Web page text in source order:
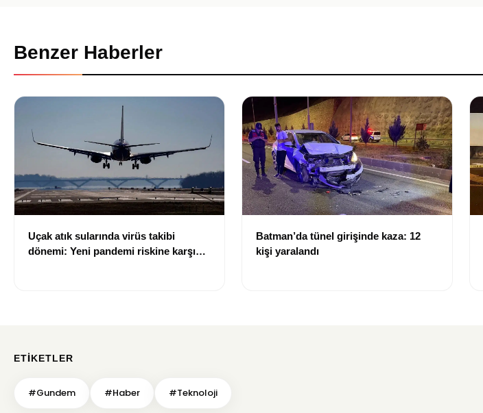
Benzer Haberler
Uçak atık sularında virüs takibi
dönemi: Yeni pandemi riskine karşı
Batman’da tünel girişinde kaza: 12
kişi yaralandı
ETIKETLER
#Gundem #Haber #Teknoloji